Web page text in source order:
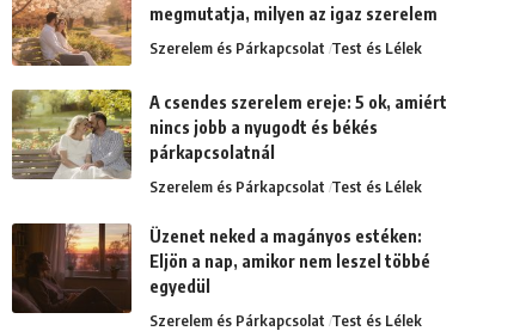
megmutatja, milyen az igaz szerelem
Szerelem és Párkapcsolat Test és Lélek
A csendes szerelem ereje: 5 ok, amiért
nincs jobb a nyugodt és békés
párkapcsolatnál
Szerelem és Párkapcsolat Test és Lélek
Üzenet neked a magányos estéken:
Eljön a nap, amikor nem leszel többé
egyedül
Szerelem és Párkapcsolat Test és Lélek